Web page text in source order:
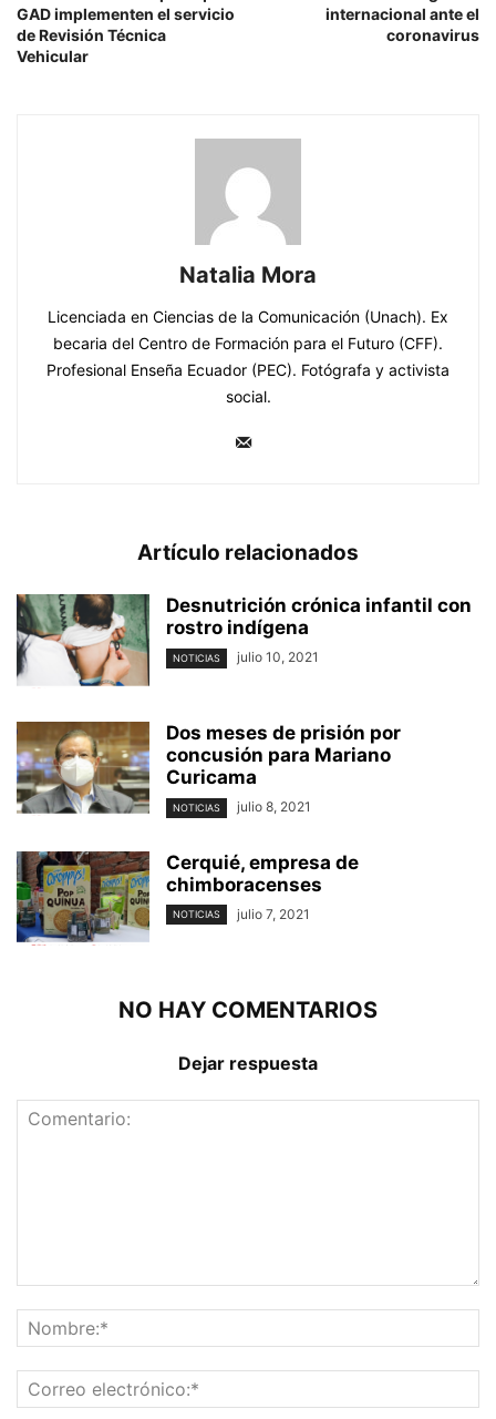
GAD implementen el servicio
de Revisión Técnica
Vehicular
internacional ante el
coronavirus
Natalia Mora
Licenciada en Ciencias de la Comunicación (Unach). Ex
becaria del Centro de Formación para el Futuro (CFF).
Profesional Enseña Ecuador (PEC). Fotógrafa y activista
social.
Artículo relacionados
Desnutrición crónica infantil con
rostro indígena
NOTICIAS julio 10, 2021
Dos meses de prisión por
concusión para Mariano
Curicama
NOTICIAS julio 8, 2021
Cerquié, empresa de
chimboracenses
NOTICIAS julio 7, 2021
NO HAY COMENTARIOS
Dejar respuesta